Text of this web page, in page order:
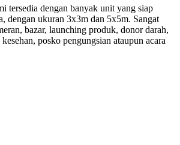
tersedia dengan banyak unit yang siap
dengan ukuran 3x3m dan 5x5m. Sangat
bazar, launching produk, donor darah,
posko pengungsian ataupun acara